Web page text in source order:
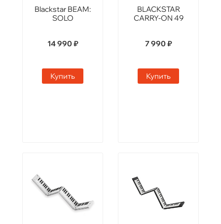
Blackstar BEAM:
SOLO
14 990 ₽
Купить
BLACKSTAR
CARRY-ON 49
7 990 ₽
Купить